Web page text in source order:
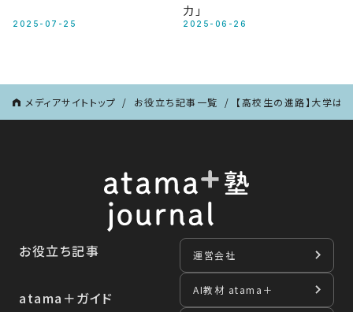
2025-07-25
力」
2025-06-26
メディアサイトトップ お役立ち記事一覧 【高校生の進路】大学は
お役立ち記事
atama＋ガイド
運営会社
AI教材 atama＋